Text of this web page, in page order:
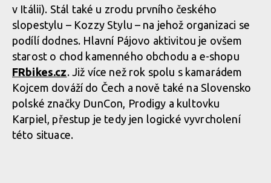
v Itálii). Stál také u zrodu prvního českého
slopestylu – Kozzy Stylu – na jehož organizaci se
podílí dodnes. Hlavní Pájovo aktivitou je ovšem
starost o chod kamenného obchodu a e-shopu
FRbikes.cz. Již více než rok spolu s kamarádem
Kojcem dováží do Čech a nově také na Slovensko
polské značky DunCon, Prodigy a kultovku
Karpiel, přestup je tedy jen logické vyvrcholení
této situace.